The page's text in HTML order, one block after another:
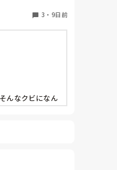
3 ・ 9日前
んなクビになん
気がしないと言
をして必要に応